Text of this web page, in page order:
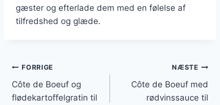
gæster og efterlade dem med en følelse af
tilfredshed og glæde.
Indlægsnavigation
FORRIGE
Côte de Boeuf og
flødekartoffelgratin til
NÆSTE
Côte de Boeuf med
rødvinssauce til